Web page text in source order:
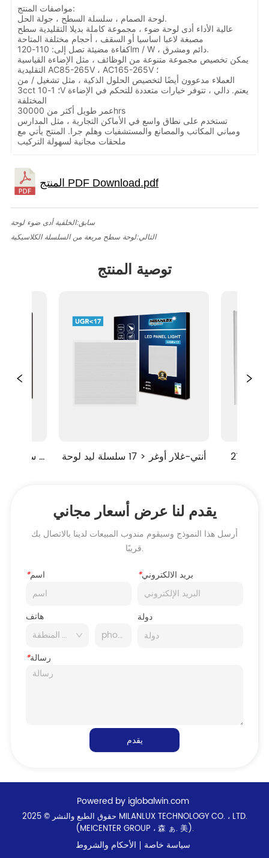
مواصفات المنتج:
لوحة الصمام ، سلسلة السطح ، جولة الحل.
عالية الأداء أدى لوحة ضوء ، مجموعة كاملة بديلا التقليدية سطح
مصبغة لاعبا اساسيا أو السقف ، أحجام مختلفة المتاحة
كفاءة مضيئة تصل إلى: 110-120lm / W ، دائم ومشرق.
يمكن تخصيص مجموعة متنوعة من الوظائف ، مثل الإضاءة القياسية
التقليدية AC85-265V ، AC165-265V ؛
العملاء مدعوون أيضًا لتخصيص الحلول الذكية ، مثل تشغيل / من
3cct ؛ 1-10V يعتم. دالي ، تتوفر خيارات متعددة للتحكم في الإضاءة
المختلفة
عمر طويل أكثر من 30000hrs
تستخدم على نطاق واسع في الأماكن التجارية ، مثل المدارس
ومباني المكاتب والمصانع والمستشفيات وهلم جرا. المنتج يأتي مع
ملحقات مجانية لسهولة التركيب
سابق:الخلفية أدى ضوء لوحة
التالي:لوحة سطح مربعة من السلسلة الكلاسيكية
توصية المنتج
أنتي-غلار أوغر < 17 سلسلة ليد لوحة
يقدم لنا عرض أسعار مجاني
أرسل هذا النموذج وسيقوم مندوب المبيعات لدينا بالاتصال بك
قريبًا.
*اسم *بريد الالكتروني
هاتف دولة
*رسالة
يقدم
Powered by iglobalwin.com
حقوق الطبع والنشر © 2025 MILANLUX TECHNOLOGY CO. ، LTD.
(MEICENTER GROUP ، 森 ぁ. 美).
سياسة خاصة الأحكام والشروط